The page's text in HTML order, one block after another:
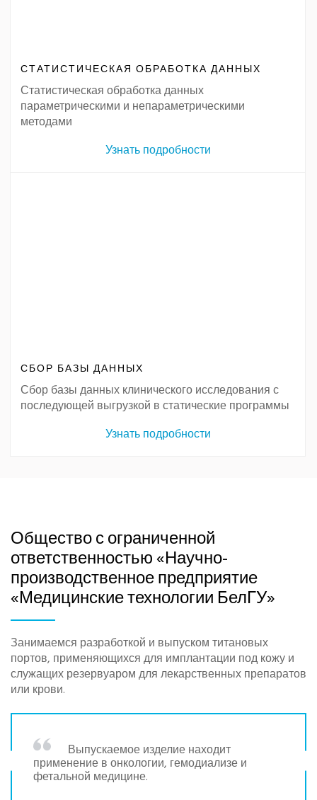
СТАТИСТИЧЕСКАЯ ОБРАБОТКА ДАННЫХ
Статистическая обработка данных
параметрическими и непараметрическими
методами
Узнать подробности
СБОР БАЗЫ ДАННЫХ
Сбор базы данных клинического исследования с
последующей выгрузкой в статические программы
Узнать подробности
Общество с ограниченной
ответственностью «Научно-
производственное предприятие
«Медицинские технологии БелГУ»
Занимаемся разработкой и выпуском титановых
портов, применяющихся для имплантации под кожу и
служащих резервуаром для лекарственных препаратов
или крови.
применение в онкологии, гемодиализе и
фетальной медицине.